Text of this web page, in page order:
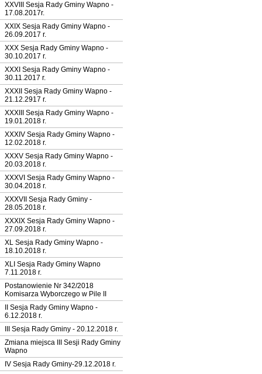
XXVIII Sesja Rady Gminy Wapno -
17.08.2017r.
XXIX Sesja Rady Gminy Wapno -
26.09.2017 r.
XXX Sesja Rady Gminy Wapno -
30.10.2017 r.
XXXI Sesja Rady Gminy Wapno -
30.11.2017 r.
XXXII Sesja Rady Gminy Wapno -
21.12.2917 r.
XXXIII Sesja Rady Gminy Wapno -
19.01.2018 r.
XXXIV Sesja Rady Gminy Wapno -
12.02.2018 r.
XXXV Sesja Rady Gminy Wapno -
20.03.2018 r.
XXXVI Sesja Rady Gminy Wapno -
30.04.2018 r.
XXXVII Sesja Rady Gminy -
28.05.2018 r.
XXXIX Sesja Rady Gminy Wapno -
27.09.2018 r.
XL Sesja Rady Gminy Wapno -
18.10.2018 r.
XLI Sesja Rady Gminy Wapno
7.11.2018 r.
Postanowienie Nr 342/2018
Komisarza Wyborczego w Pile II
II Sesja Rady Gminy Wapno -
6.12.2018 r.
III Sesja Rady Gminy - 20.12.2018 r.
Zmiana miejsca III Sesji Rady Gminy
Wapno
IV Sesja Rady Gminy-29.12.2018 r.